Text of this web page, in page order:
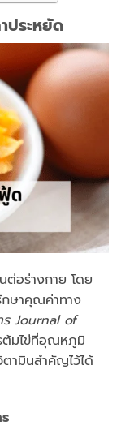
ประหยัด
ต่อร่างกาย โดย
กษาคุณค่าทาง
ร Journal of
มไข่ที่อุณหภูมิ
ามินสำคัญไว้ได้